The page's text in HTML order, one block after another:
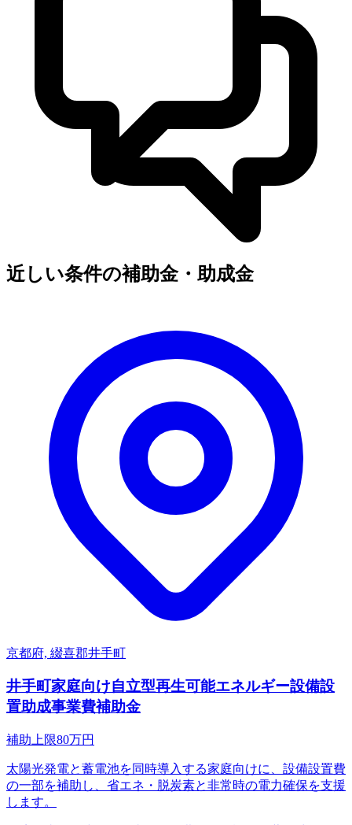
近しい条件の補助金・助成金
京都府, 綴喜郡井手町
井手町家庭向け自立型再生可能エネルギー設備設
置助成事業費補助金
補助上限80万円
太陽光発電と蓄電池を同時導入する家庭向けに、設備設置費
の一部を補助し、省エネ・脱炭素と非常時の電力確保を支援
します。